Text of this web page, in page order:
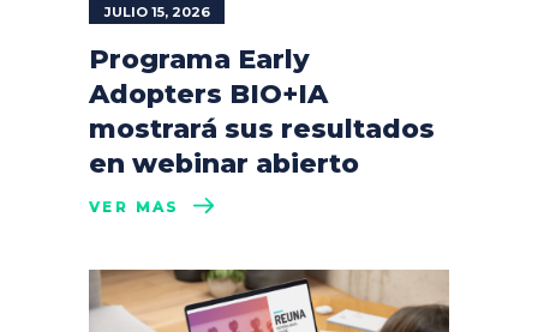
JULIO 15, 2026
Programa Early
Adopters BIO+IA
mostrará sus resultados
en webinar abierto
VER MÁS